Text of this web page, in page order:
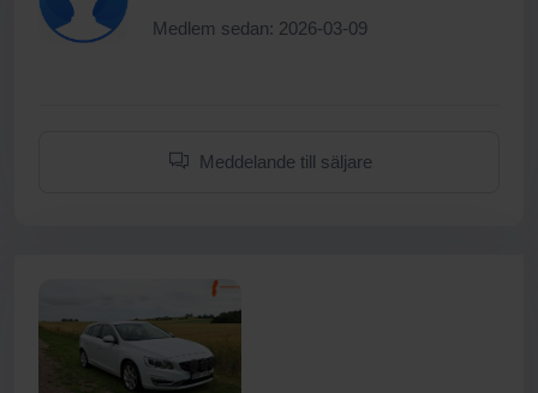
Medlem sedan: 2026-03-09
Meddelande till säljare